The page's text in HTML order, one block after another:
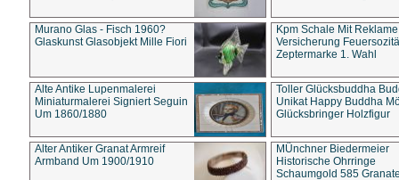
Murano Glas - Fisch 1960?
Glaskunst Glasobjekt Mille Fiori
Kpm Schale Mit Reklame
Versicherung
Zeptermarke 1. Wahl
Alte Antike Lupenmalerei
Miniaturmalerei Signiert Seguin
Um 1860/1880
Toller Glücksbuddha
Unikat Happy Buddha
Glücksbringer Holzfigur
Alter Antiker Granat Armreif
Armband Um 1900/1910
MÜnchner Biedermeier
Historische Ohrringe
Schaumgold 585